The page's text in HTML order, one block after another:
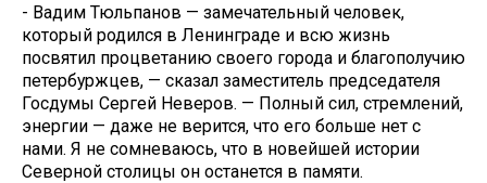
- Вадим Тюльпанов — замечательный человек,
который родился в Ленинграде и всю жизнь
посвятил процветанию своего города и благополучию
петербуржцев, — сказал заместитель председателя
Госдумы Сергей Неверов. — Полный сил, стремлений,
энергии — даже не верится, что его больше нет с
нами. Я не сомневаюсь, что в новейшей истории
Северной столицы он останется в памяти.